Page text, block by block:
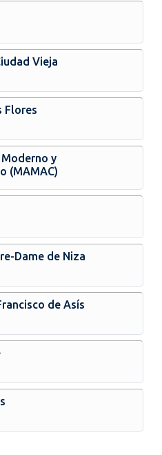
Vieja
Flores
y
(MAMAC)
Dame de Niza
de Asís